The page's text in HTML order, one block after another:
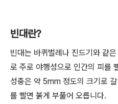
빈대란?
빈대는 바퀴벌레나 진드기와 같
로 주로 야행성으로 인간의 피를
성충은 약 5mm 정도의 크기로
를 빨면 붉게 부풀어 오릅니다.